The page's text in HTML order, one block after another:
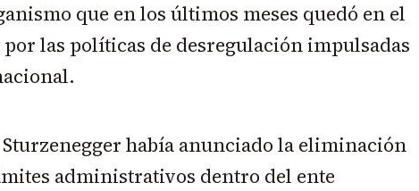
que en los últimos meses quedó en el
las políticas de desregulación impulsadas
Sturzenegger había anunciado la eliminación
administrativos dentro del ente